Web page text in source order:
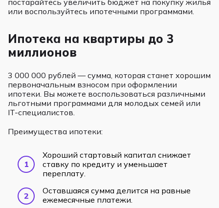
постарайтесь увеличить бюджет на покупку жилья
или воспользуйтесь ипотечными программами.
Ипотека на квартиры до 3
миллионов
3 000 000 рублей — сумма, которая станет хорошим
первоначальным взносом при оформлении
ипотеки. Вы можете воспользоваться различными
льготными программами для молодых семей или
IT-специалистов.
Преимущества ипотеки:
Хороший стартовый капитал снижает
ставку по кредиту и уменьшает
переплату.
Оставшаяся сумма делится на равные
ежемесячные платежи.